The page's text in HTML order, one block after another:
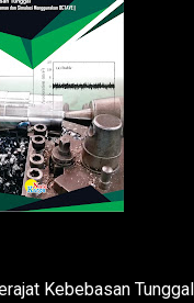
Kebebasan Tunggal